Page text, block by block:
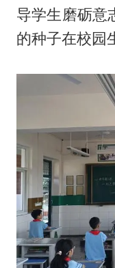
导学生磨砺意
的种子在校园